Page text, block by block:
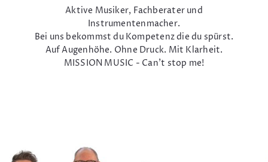
Aktive Musiker, Fachberater und
Instrumentenmacher.
Bei uns bekommst du Kompetenz die du spürst.
Auf Augenhöhe. Ohne Druck. Mit Klarheit.
MISSION MUSIC - Can't stop me!